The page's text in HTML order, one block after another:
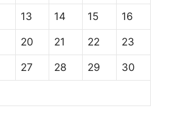
13 14 15 16
20 21 22 23
27 28 29 30